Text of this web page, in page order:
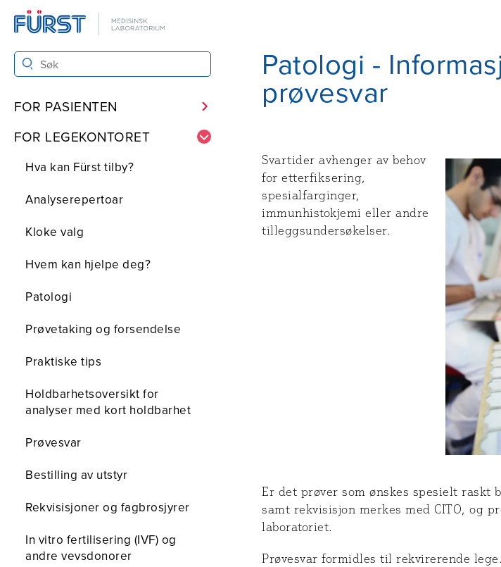
FOR PASIENTEN
FOR LEGEKONTORET
Hva kan Fürst tilby?
Analyserepertoar
Kloke valg
Hvem kan hjelpe deg?
Patologi
Prøvetaking og forsendelse
Praktiske tips
Holdbarhetsoversikt for
analyser med kort holdbarhet
Prøvesvar
Bestilling av utstyr
Rekvisisjoner og fagbrosjyrer
In vitro fertilisering (IVF) og
andre vevsdonorer
Patologi -
prøvesvar
Svartider avhenger av behov
for etterfiksering,
spesialfarginger,
immunhistokjemi eller andre
tilleggsundersøkelser.
Er det prøver som ønskes spesielt raskt
samt rekvisisjon merkes med CITO, og
laboratoriet.
Prøvesvar formidles til rekvirerende